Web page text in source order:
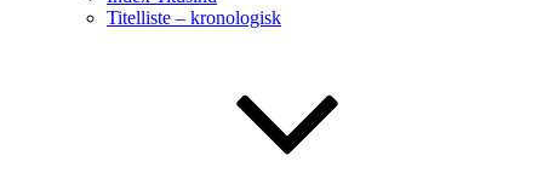
Titelliste – kronologisk